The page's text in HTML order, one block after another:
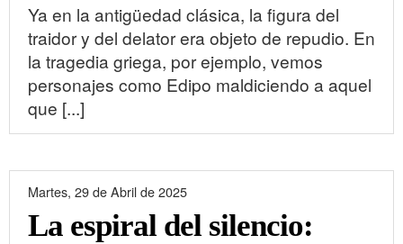
Ya en la antigüedad clásica, la figura del
traidor y del delator era objeto de repudio. En
la tragedia griega, por ejemplo, vemos
personajes como Edipo maldiciendo a aquel
que [...]
Martes, 29 de Abril de 2025
La espiral del silencio: